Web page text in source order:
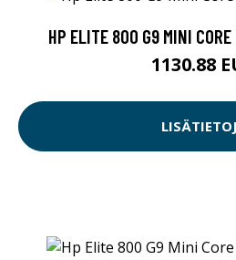
HP ELITE 800 G9 MINI
1130.88